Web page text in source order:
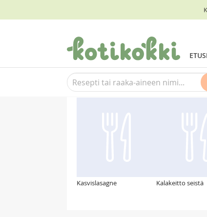
Suosittelemme myös
Kasvislasagne Kalakeitto seistä